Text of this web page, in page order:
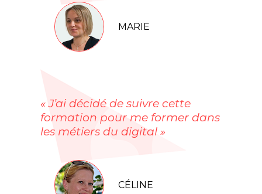
MARIE
« J’ai décidé de suivre cette
formation pour me former dans
les métiers du digital »
CÉLINE